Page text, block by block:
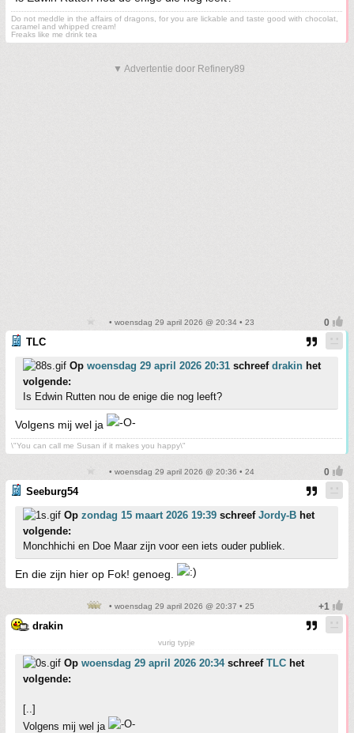
Do not meddle in the affairs of dragons, for you are lickable and taste good with chocolat,
caramel and whipped cream!
Freaks like me drink tea
▼ Advertentie door Refinery89
• woensdag 29 april 2026 @ 20:34 • 23
TLC
Op woensdag 29 april 2026 20:31 schreef drakin het
volgende:
Is Edwin Rutten nou de enige die nog leeft?
Volgens mij wel ja
\"You can call me Susan if it makes you happy\"
• woensdag 29 april 2026 @ 20:36 • 24
Seeburg54
Op zondag 15 maart 2026 19:39 schreef Jordy-B het
volgende:
Monchhichi en Doe Maar zijn voor een iets ouder publiek.
En die zijn hier op Fok! genoeg.
• woensdag 29 april 2026 @ 20:37 • 25
drakin
vurig typje
Op woensdag 29 april 2026 20:34schreef TLC het
volgende:
[..]
Volgens mij wel ja